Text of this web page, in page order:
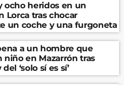
ocho heridos en un
Lorca tras chocar
un coche y una furgoneta
a un hombre que
niño en Mazarrón tras
‘solo sí es sí’